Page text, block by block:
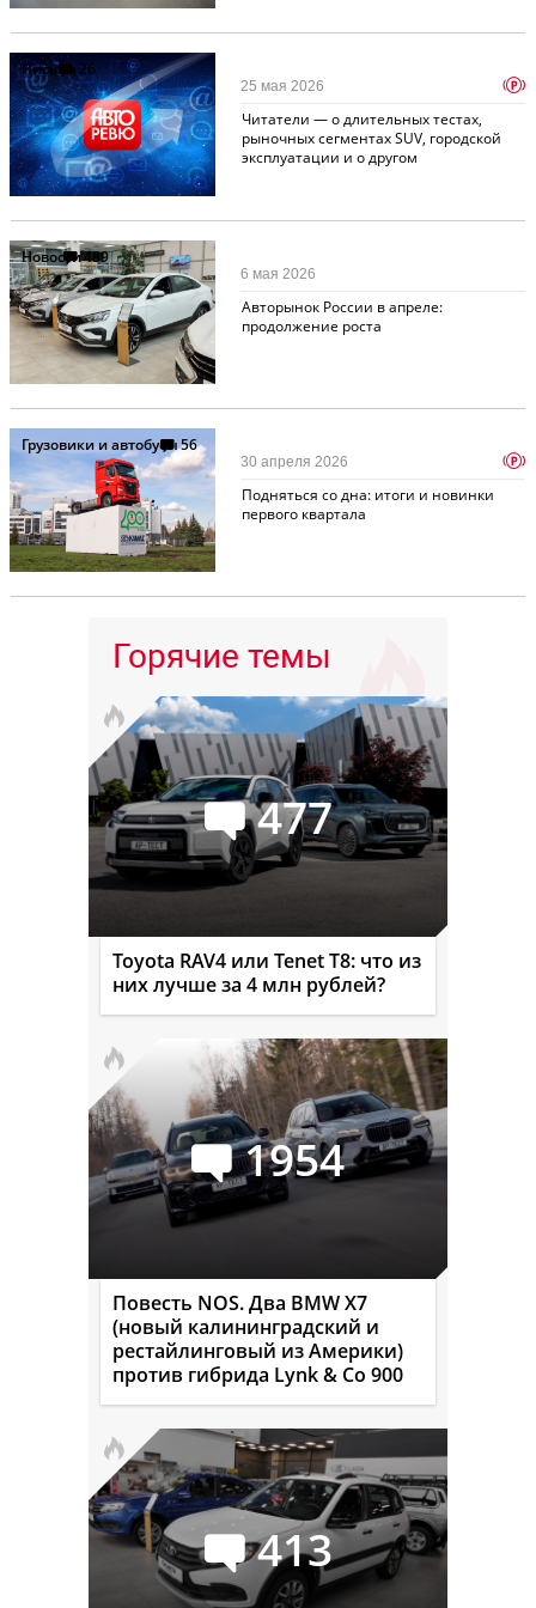
Письма26
Читатели — о длительных тестах,
рыночных сегментах SUV, городской
эксплуатации и о другом
25 мая 2026 p
Новости489
Авторынок России в апреле:
продолжение роста
6 мая 2026
Грузовики и автобусы56
Подняться со дна: итоги и новинки
первого квартала
30 апреля 2026 p
Горячие темы
477
Toyota RAV4 или Tenet T8: что из
них лучше за 4 млн рублей?
1954
Повесть NOS. Два BMW X7
(новый калининградский и
рестайлинговый из Америки)
против гибрида Lynk & Co 900
413